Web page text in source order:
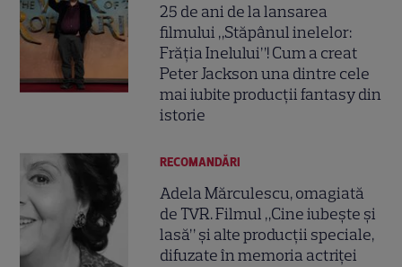
25 de ani de la lansarea
filmului „Stăpânul inelelor:
Frăția Inelului”! Cum a creat
Peter Jackson una dintre cele
mai iubite producții fantasy din
istorie
RECOMANDĂRI
Adela Mărculescu, omagiată
de TVR. Filmul „Cine iubește și
lasă” și alte producții speciale,
difuzate în memoria actriței